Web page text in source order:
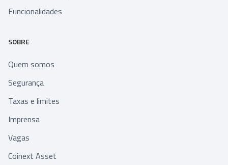
Funcionalidades
SOBRE
Quem somos
Segurança
Taxas e limites
Imprensa
Vagas
Coinext Asset